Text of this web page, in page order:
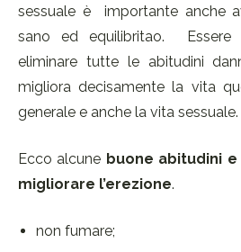
sessuale è importante anche
sano ed equilibritao.
eliminare tutte le abitudini
migliora decisamente la vita
generale e anche la vita sessuale.
Ecco alcune buone abitudini
migliorare l’erezione.
non fumare;